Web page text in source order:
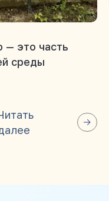
— это часть
среды